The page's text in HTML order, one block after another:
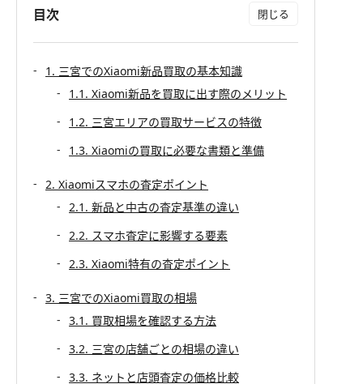
目次
1. 三宮でのXiaomi新品買取の基本知識
1.1. Xiaomi新品を買取に出す際のメリット
1.2. 三宮エリアの買取サービスの特徴
1.3. Xiaomiの買取に必要な書類と準備
2. Xiaomiスマホの査定ポイント
2.1. 新品と中古の査定基準の違い
2.2. スマホ査定に影響する要素
2.3. Xiaomi特有の査定ポイント
3. 三宮でのXiaomi買取の相場
3.1. 買取相場を確認する方法
3.2. 三宮の店舗ごとの相場の違い
3.3. ネットと店頭査定の価格比較